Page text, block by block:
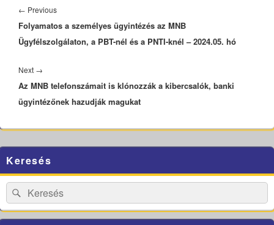
navigáció
← PreviousPrevious
post:
Folyamatos a személyes ügyintézés az MNB
Ügyfélszolgálaton, a PBT-nél és a PNTI-knél – 2024.05. hó
Next →
post:
Az MNB telefonszámait is klónozzák a kibercsalók, banki
ügyintézőnek hazudják magukat
Sidebar
Widget
Area
Keresés
Search
for:
Search